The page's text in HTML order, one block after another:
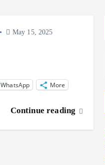
May 15, 2025
WhatsApp More
Continue reading